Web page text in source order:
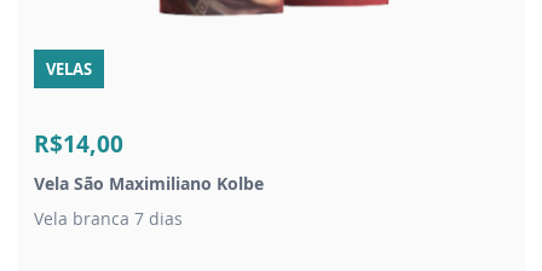
VELAS
R$14,00
Vela São Maximiliano Kolbe
Vela branca 7 dias